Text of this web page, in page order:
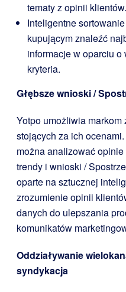
tematy z opinii klientów.
Inteligentne
kupującym znaleźć
informacje w oparciu
kryteria.
Głębsze wnioski /
Yotpo umożliwia
stojących za ich
można analizować
trendy i wnioski /
oparte na sztucznej
zrozumienie opinii
danych do ulepszania
komunikatów
Oddziaływanie
syndykacja